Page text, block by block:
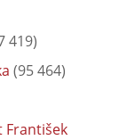
419)
(95 464)
František